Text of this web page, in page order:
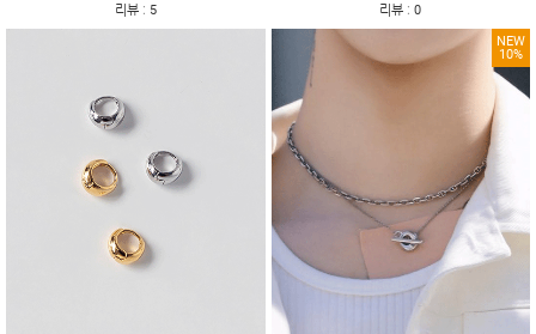
리뷰: 5 리뷰 :0
NEW
10%